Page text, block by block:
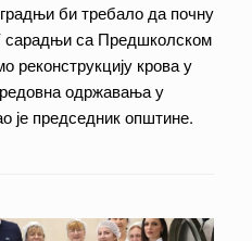
би требало да почну
сарадњи са Предшколском
реконструкцију крова у
одржавања у
је председник општине.